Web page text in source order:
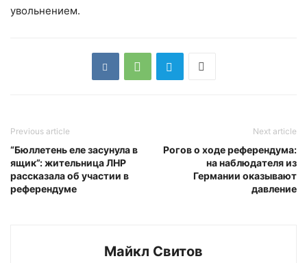
увольнением.
Previous article
“Бюллетень еле засунула в
ящик”: жительница ЛНР
рассказала об участии в
референдуме
Next article
Рогов о ходе референдума:
на наблюдателя из
Германии оказывают
давление
Майкл Свитов